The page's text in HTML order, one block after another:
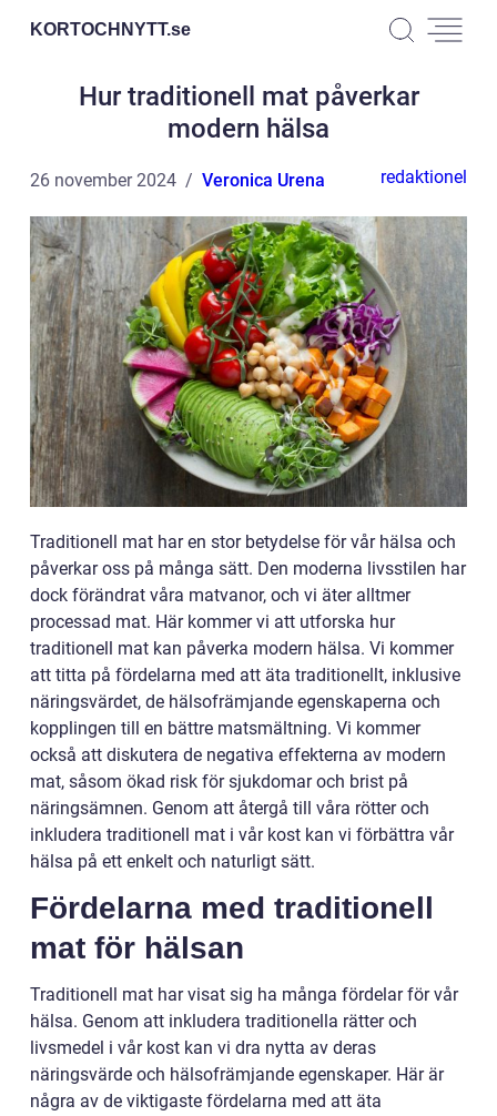
KORTOCHNYTT.se
Hur traditionell mat påverkar
modern hälsa
26 november 2024 Veronica Urena redaktionel
Traditionell mat har en stor betydelse för vår hälsa och
påverkar oss på många sätt. Den moderna livsstilen har
dock förändrat våra matvanor, och vi äter alltmer
processad mat. Här kommer vi att utforska hur
traditionell mat kan påverka modern hälsa. Vi kommer
att titta på fördelarna med att äta traditionellt, inklusive
näringsvärdet, de hälsofrämjande egenskaperna och
kopplingen till en bättre matsmältning. Vi kommer
också att diskutera de negativa effekterna av modern
mat, såsom ökad risk för sjukdomar och brist på
näringsämnen. Genom att återgå till våra rötter och
inkludera traditionell mat i vår kost kan vi förbättra vår
hälsa på ett enkelt och naturligt sätt.
Fördelarna med traditionell
mat för hälsan
Traditionell mat har visat sig ha många fördelar för vår
hälsa. Genom att inkludera traditionella rätter och
livsmedel i vår kost kan vi dra nytta av deras
näringsvärde och hälsofrämjande egenskaper. Här är
några av de viktigaste fördelarna med att äta